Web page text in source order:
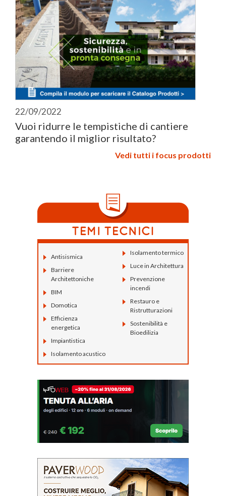
22/09/2022
Vuoi ridurre le tempistiche di cantiere
garantendo il miglior risultato?
Vedi tutti i focus prodotti
Antisismica
Barriere
Architettoniche
BIM
Domotica
Efficienza
energetica
Impiantistica
Isolamento acustico
Isolamento termico
Luce in Architettura
Prevenzione
incendi
Restauro e
Ristrutturazioni
Sostenibilità e
Bioedilizia